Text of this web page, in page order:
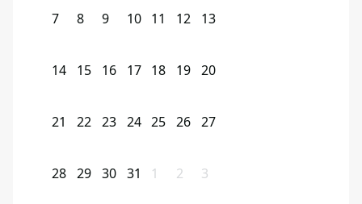
7 8 9 10 11 12 13
14 15 16 17 18 19 20
21 22 23 24 25 26 27
28 29 30 31 1 2 3